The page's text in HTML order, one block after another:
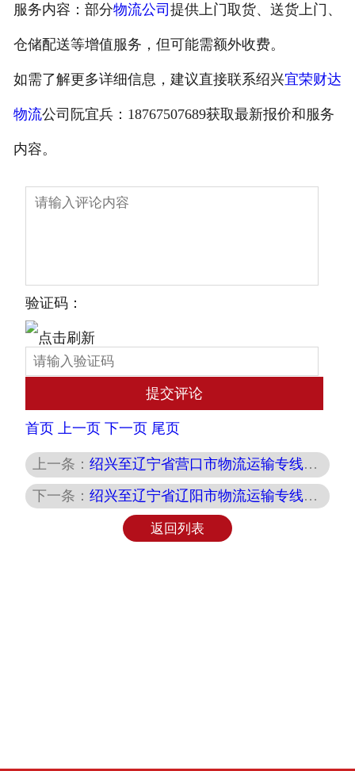
服务内容：部分物流公司 提供上门取货、送货上门、
仓储配送等增值服务，但可能需额外收费。
如需了解更多详细信息，建议直接联系绍兴宜荣财达
物流公司阮宜兵：18767507689获取最新报价和服务
内容。
验证码：
首页 上一页 下一页 尾页
上一条： 绍兴至辽宁省营口市物流运输专线报价及服务
下一条： 绍兴至辽宁省辽阳市物流运输专线报价及服务
返回列表